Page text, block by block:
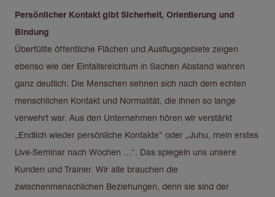
Persönlicher Kontakt gibt Sicherheit, Orientierung und
Bindung
Überfüllte öffentliche Flächen und Ausflugsgebiete zeigen
ebenso wie der Einfallsreichtum in Sachen Abstand wahren
ganz deutlich: Die Menschen sehnen sich nach dem echten
menschlichen Kontakt und Normalität, die ihnen so lange
verwehrt war. Aus den Unternehmen hören wir verstärkt
„Endlich wieder persönliche Kontakte“ oder „Juhu, mein erstes
Live-Seminar nach Wochen …“. Das spiegeln uns unsere
Kunden und Trainer. Wir alle brauchen die
zwischenmenschlichen Beziehungen, denn sie sind der